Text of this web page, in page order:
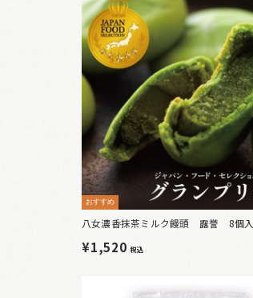
おすすめ
八女濃香抹茶ミルク饅頭 露誉 8個入
¥1,520税込